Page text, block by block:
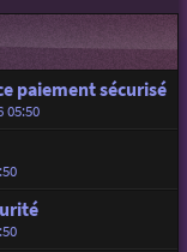
paiement sécurisé
05:50